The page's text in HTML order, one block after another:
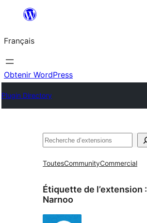
contenu
Français
Obtenir WordPress
Plugin Directory
Rechercher
ToutesCommunityCommercial
Étiquette de l’extension :
Narnoo